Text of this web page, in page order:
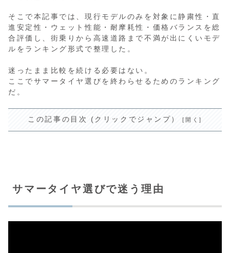
そこで本記事では、現行モデルのみを対象に静粛性・直
進安定性・ウェット性能・耐摩耗性・価格バランスを総
合評価し、街乗りから高速道路まで不満が出にくいモデ
ルをランキング形式で整理した。
迷ったまま比較を続ける必要はない。
ここでサマータイヤ選びを終わらせるためのランキング
だ。
この記事の目次 (クリックでジャンプ）
サマータイヤ選びで迷う理由